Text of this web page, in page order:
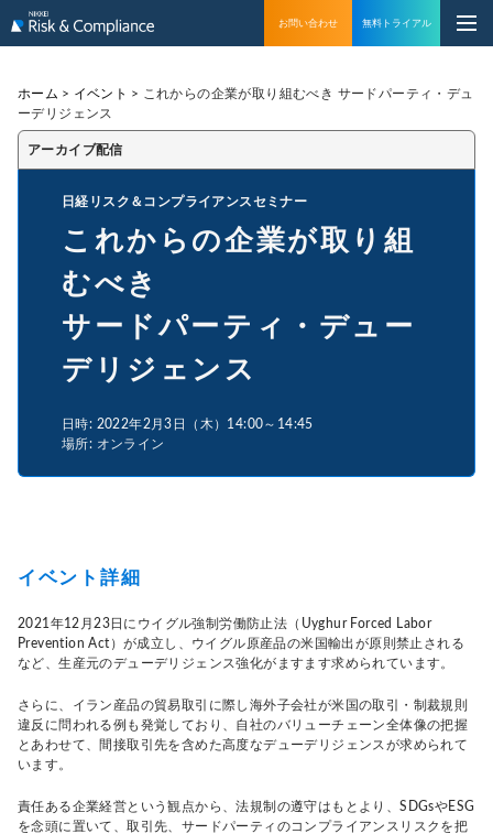
お問い合わせ 無料トライアル
ホーム > イベント >
これからの企業が取り組むべき サードパーティ・デュ
ーデリジェンス
アーカイブ配信
日経リスク＆コンプライアンスセミナー
これからの企業が取り組
むべき
サードパーティ・デュー
デリジェンス
日時: 2022年2月3日（木）14:00～14:45
場所: オンライン
イベント詳細
2021年12月23日にウイグル強制労働防止法（Uyghur Forced Labor
Prevention Act）が成立し、ウイグル原産品の米国輸出が原則禁止される
など、生産元のデューデリジェンス強化がますます求められています。
さらに、イラン産品の貿易取引に際し海外子会社が米国の取引・制裁規則
違反に問われる例も発覚しており、自社のバリューチェーン全体像の把握
とあわせて、間接取引先を含めた高度なデューデリジェンスが求められて
います。
責任ある企業経営という観点から、法規制の遵守はもとより、SDGsやESG
を念頭に置いて、取引先、サードパーティのコンプライアンスリスクを把